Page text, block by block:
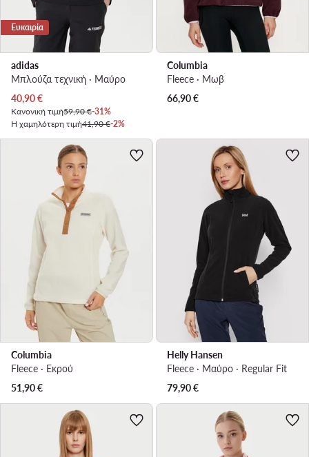
Ευκαιρία
adidas
Μπλούζα τεχνική · Μαύρο
Τρέχουσα τιμή
40,90€
Κανονική τιμή59,90 €-31%
Η χαμηλότερη τιμή41,90 €-2%
Columbia
Fleece · Μωβ
66,90€
Columbia
Fleece · Εκρού
51,90€
Helly Hansen
Fleece · Μαύρο · Regular Fit
79,90€